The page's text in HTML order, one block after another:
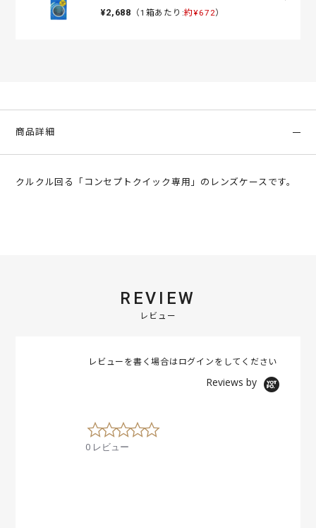
¥2,688 （1箱あたり:約¥672）
商品詳細
クルクル回る「コンセプトクイック専用」のレンズケースです。
REVIEW
レビュー
レビューを書く場合はログイン をしてください
Reviews by
0
.
0 レビュー